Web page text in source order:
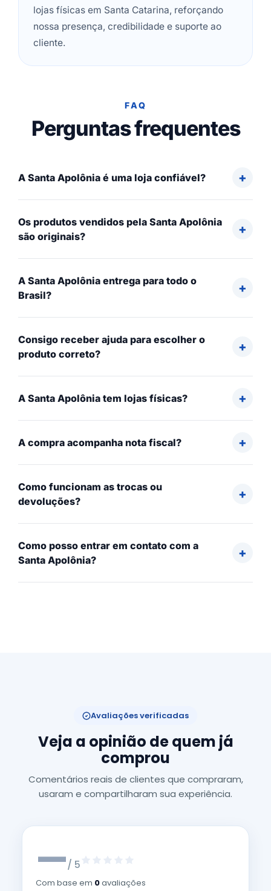
lojas físicas em Santa Catarina, reforçando
nossa presença, credibilidade e suporte ao
cliente.
FAQ
Perguntas frequentes
A Santa Apolônia é uma loja confiável?
Os produtos vendidos pela Santa Apolônia
são originais?
A Santa Apolônia entrega para todo o
Brasil?
Consigo receber ajuda para escolher o
produto correto?
A Santa Apolônia tem lojas físicas?
A compra acompanha nota fiscal?
Como funcionam as trocas ou
devoluções?
Como posso entrar em contato com a
Santa Apolônia?
Avaliações verificadas
Veja a opinião de quem já
comprou
Comentários reais de clientes que compraram,
usaram e compartilharam sua experiência.
—/ 5
Com base em 0avaliações